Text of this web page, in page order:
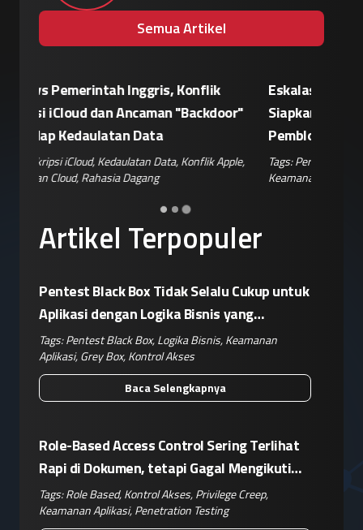
Semua Artikel
Artikel Terpopuler
Pentest Black Box Tidak Selalu Cukup untuk
Aplikasi dengan Logika Bisnis yang
Kompleks
Tags:Pentest Black Box,Logika Bisnis,Keamanan
Aplikasi,Grey Box,Kontrol Akses
Baca Selengkapnya
Role-Based Access Control Sering Terlihat
Rapi di Dokumen, tetapi Gagal Mengikuti
Operasional Nyata
Tags:Role Based,Kontrol Akses,Privilege Creep,
Keamanan Aplikasi,Penetration Testing
Eskalasi Perang Teknologi, China
Siapkan Retaliasi Terhadap Kebijakan
Pemblokiran Robot dan Inverter oleh AS
Tags:Perang Teknologi,Kebijakan AS,Retaliasi China,
Keamanan IoT,Risiko Pasok